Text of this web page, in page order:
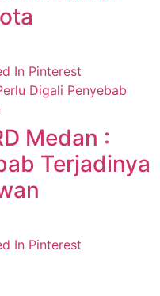
In Pinterest
Medan :
Terjadinya
In Pinterest